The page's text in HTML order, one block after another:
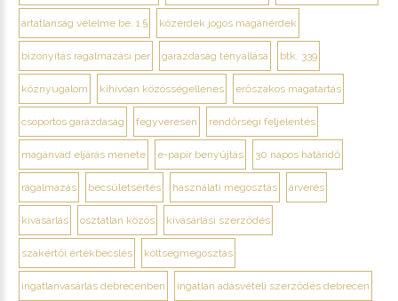
ártatlanság vélelme be. 1 § közérdek jogos magánérdek
bizonyítás rágalmazási per garázdaság tényállása btk. 339
köznyugalom kihívóan közösségellenes erőszakos magatartás
csoportos garázdaság fegyveresen rendőrségi feljelentés
magánvád eljárás menete e-papír benyújtás 30 napos határidő
rágalmazás becsületsértés használati megosztás árverés
kivásárlás osztatlan közös kivásárlási szerződés
szakértői értékbecslés költségmegosztás
ingatlanvásárlás debrecenben ingatlan adásvételi szerződés debrecen